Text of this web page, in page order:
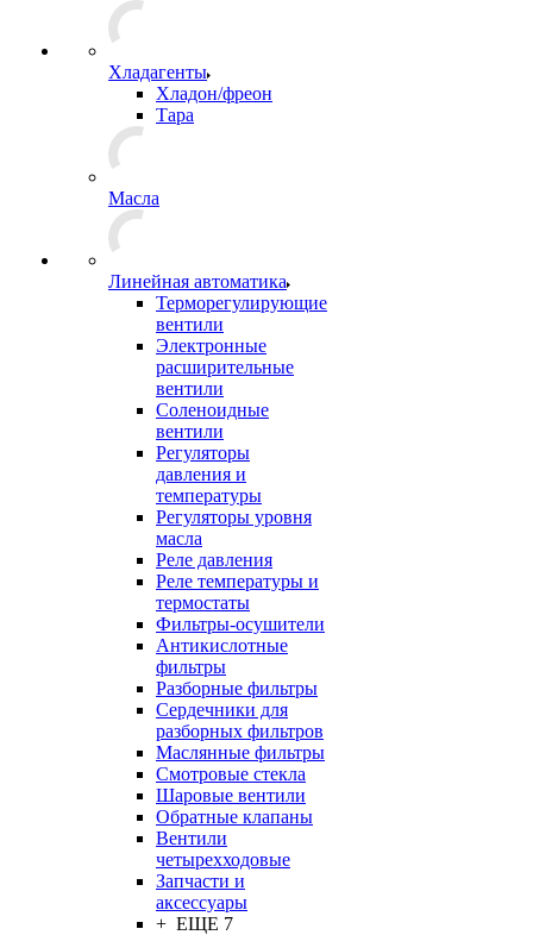
Хладагенты
Хладон/фреон
Тара
Масла
Линейная автоматика
Терморегулирующие
вентили
Электронные
расширительные
вентили
Соленоидные
вентили
Регуляторы
давления и
температуры
Регуляторы уровня
масла
Реле давления
Реле температуры и
термостаты
Фильтры-осушители
Антикислотные
фильтры
Разборные фильтры
Сердечники для
разборных фильтров
Маслянные фильтры
Смотровые стекла
Шаровые вентили
Обратные клапаны
Вентили
четырехходовые
Запчасти и
аксессуары
+ ЕЩЕ 7